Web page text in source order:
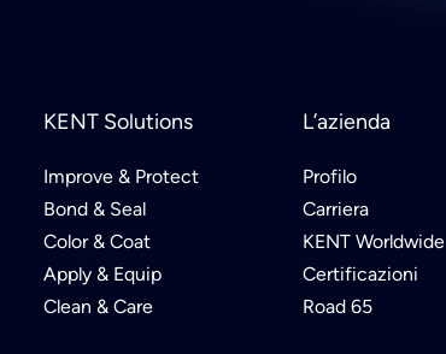
KENT Solutions
Improve & Protect
Bond & Seal
Color & Coat
Apply & Equip
Clean & Care
L’azienda
Profilo
Carriera
KENT Worldwide
Certificazioni
Road 65